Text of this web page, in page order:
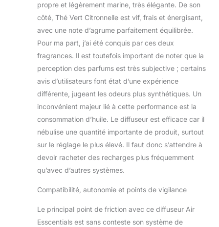
propre et légèrement marine, très élégante. De son
côté, Thé Vert Citronnelle est vif, frais et énergisant,
avec une note d’agrume parfaitement équilibrée.
Pour ma part, j’ai été conquis par ces deux
fragrances. Il est toutefois important de noter que la
perception des parfums est très subjective ; certains
avis d’utilisateurs font état d’une expérience
différente, jugeant les odeurs plus synthétiques. Un
inconvénient majeur lié à cette performance est la
consommation d’huile. Le diffuseur est efficace car il
nébulise une quantité importante de produit, surtout
sur le réglage le plus élevé. Il faut donc s’attendre à
devoir racheter des recharges plus fréquemment
qu’avec d’autres systèmes.
Compatibilité, autonomie et points de vigilance
Le principal point de friction avec ce diffuseur Air
Esscentials est sans conteste son système de